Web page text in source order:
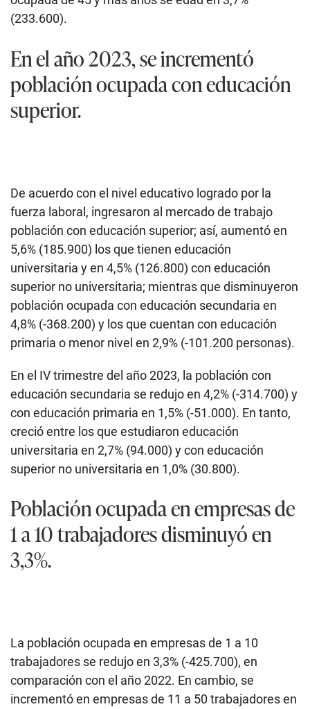
(233.600).
En el año 2023, se incrementó
población ocupada con educación
superior.
De acuerdo con el nivel educativo logrado por la
fuerza laboral, ingresaron al mercado de trabajo
población con educación superior; así, aumentó en
5,6% (185.900) los que tienen educación
universitaria y en 4,5% (126.800) con educación
superior no universitaria; mientras que disminuyeron
población ocupada con educación secundaria en
4,8% (-368.200) y los que cuentan con educación
primaria o menor nivel en 2,9% (-101.200 personas).
En el IV trimestre del año 2023, la población con
educación secundaria se redujo en 4,2% (-314.700) y
con educación primaria en 1,5% (-51.000). En tanto,
creció entre los que estudiaron educación
universitaria en 2,7% (94.000) y con educación
superior no universitaria en 1,0% (30.800).
Población ocupada en empresas de
1 a 10 trabajadores disminuyó en
3,3%.
La población ocupada en empresas de 1 a 10
trabajadores se redujo en 3,3% (-425.700), en
comparación con el año 2022. En cambio, se
incrementó en empresas de 11 a 50 trabajadores en